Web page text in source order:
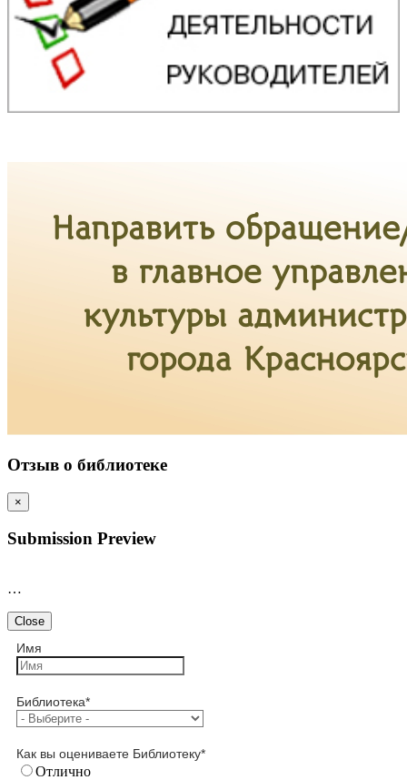
Отзыв о библиотеке
×
Submission Preview
…
Close
Имя
Библиотека*
Как вы оцениваете Библиотеку*
Отлично